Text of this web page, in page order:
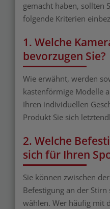
gemacht haben, sollten
folgende Kriterien
1. Welche
bevorzugen Sie?
Wie erwähnt, werden
kastenförmige Modelle
Ihren individuellen
Produkt Sie sich
2. Welche
sich für Ihren
Sie können zwischen
Befestigung an der
wählen. Wer häufig mit